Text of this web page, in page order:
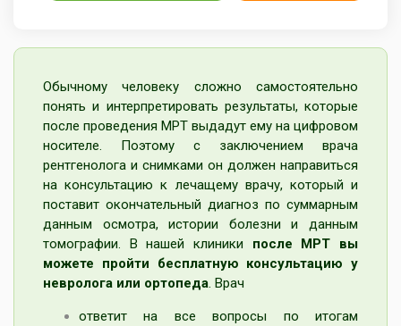
Обычному человеку сложно самостоятельно
понять и интерпретировать результаты, которые
после проведения МРТ выдадут ему на цифровом
носителе. Поэтому с заключением врача
рентгенолога и снимками он должен направиться
на консультацию к лечащему врачу, который и
поставит окончательный диагноз по суммарным
данным осмотра, истории болезни и данным
томографии. В нашей клиники после МРТ вы
можете пройти бесплатную консультацию у
невролога или ортопеда. Врач
ответит на все вопросы по итогам